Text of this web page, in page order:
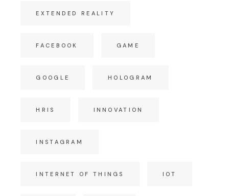
EXTENDED REALITY
FACEBOOK GAME
GOOGLE HOLOGRAM
HRIS INNOVATION
INSTAGRAM
INTERNET OF THINGS IOT